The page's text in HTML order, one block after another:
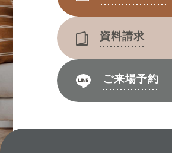
資料請求
ご来場予約